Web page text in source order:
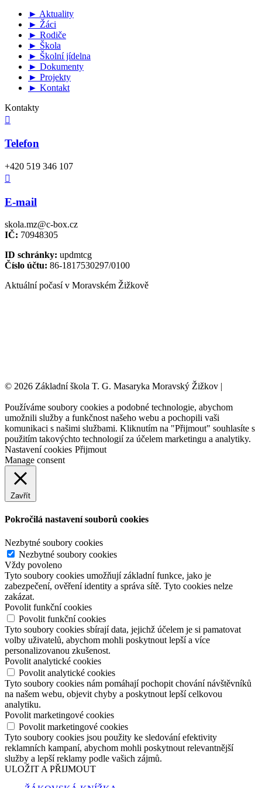
► Aktuality
► Žáci
► Rodiče
► Škola
► Školní jídelna
► Dokumenty
► Projekty
► Kontakt
Kontakty

Telefon
+420 519 346 107

E-mail
skola.mz@c-box.cz
IČ: 70948305
ID schránky: updmtcg
Číslo účtu: 86-1817530297/0100
Aktuální počasí v Moravském Žižkově
© 2026 Základní škola T. G. Masaryka Moravský Žižkov |
Používáme soubory cookies a podobné technologie, abychom
umožnili služby a funkčnost našeho webu a pochopili vaši
komunikaci s našimi službami. Kliknutím na "Přijmout" souhlasíte s
použitím takovýchto technologií za účelem marketingu a analytiky.
Nastavení cookies Přijmout
Manage consent
Zavřít
Pokročilá nastavení souborů cookies
Nezbytné soubory cookies
Nezbytné soubory cookies
Vždy povoleno
Tyto soubory cookies umožňují základní funkce, jako je
zabezpečení, ověření identity a správa sítě. Tyto cookies nelze
zakázat.
Povolit funkční cookies
Povolit funkční cookies
Tyto soubory cookies sbírají data, jejichž účelem je si pamatovat
volby uživatelů, abychom mohli poskytnout lepší a více
personalizovanou zkušenost.
Povolit analytické cookies
Povolit analytické cookies
Tyto soubory cookies nám pomáhají pochopit chování návštěvníků
na našem webu, objevit chyby a poskytnout lepší celkovou
analytiku.
Povolit marketingové cookies
Povolit marketingové cookies
Tyto soubory cookies jsou použity ke sledování efektivity
reklamních kampaní, abychom mohli poskytnout relevantnější
služby a lepší reklamy podle vašich zájmů.
ULOŽIT A PŘIJMOUT